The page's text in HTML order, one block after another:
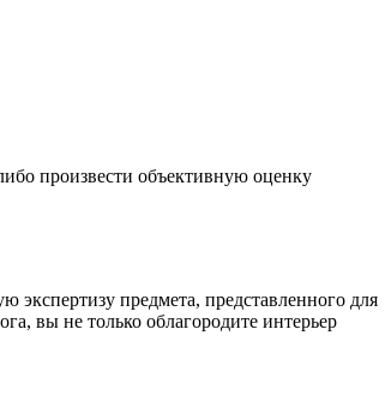
произвести объективную оценку
предмета, представленного для
вы не только облагородите интерьер